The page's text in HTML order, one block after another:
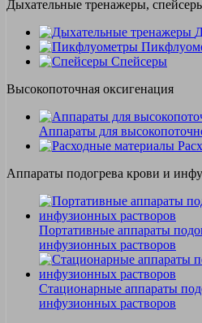
Дыхательные тренажеры,
Спейсеры
Высокопоточная оксигенация
Аппараты для
Аппараты подогрева крови и
Портативные аппараты
инфузионных растворов
Стационарные аппараты
инфузионных растворов